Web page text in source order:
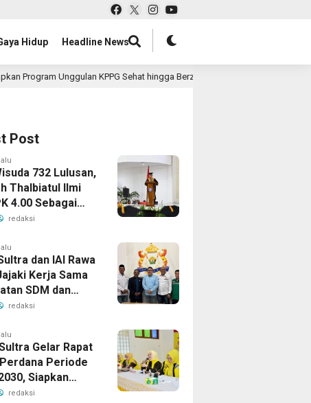
Hidup Headline News
KPPG Sehat hingga Berzikir 11 jam lalu
Post
732 Lulusan,
Thalbiatul Ilmi
4.00 Sebagai
Terbaik
redaksi
dan IAI Rawa
Kerja Sama
SDM dan
redaksi
Gelar Rapat
Periode
Siapkan
Unggulan KPPG
redaksi